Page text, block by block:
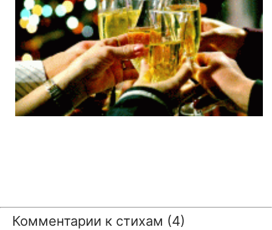
Комментарии к стихам (4)